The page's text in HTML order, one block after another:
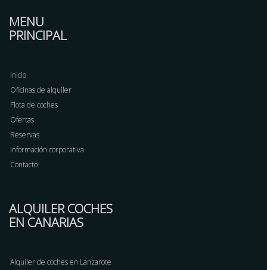
MENU
PRINCIPAL
Inicio
Oficinas de alquiler
Flota de coches
Ofertas
Reservas
Información corporativa
Contacto
ALQUILER COCHES
EN CANARIAS
Alquiler de coches en Lanzarote